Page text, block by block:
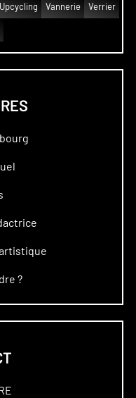
Upcycling Vannerie Verrier
?